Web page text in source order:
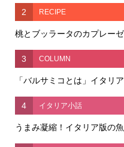
2 RECIPE
桃とブッラータのカプレーゼ
3 COLUMN
「バルサミコとは」イタリ
4 イタリア小話
うまみ凝縮！イタリア版の